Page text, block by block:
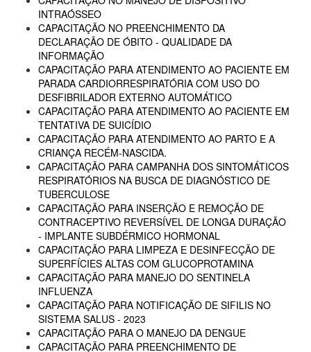
INTRAÓSSEO
CAPACITAÇÃO NO PREENCHIMENTO DA
DECLARAÇÃO DE ÓBITO - QUALIDADE DA
INFORMAÇÃO
CAPACITAÇÃO PARA ATENDIMENTO AO PACIENTE EM
PARADA CARDIORRESPIRATÓRIA COM USO DO
DESFIBRILADOR EXTERNO AUTOMÁTICO
CAPACITAÇÃO PARA ATENDIMENTO AO PACIENTE EM
TENTATIVA DE SUICÍDIO
CAPACITAÇÃO PARA ATENDIMENTO AO PARTO E A
CRIANÇA RECÉM-NASCIDA.
CAPACITAÇÃO PARA CAMPANHA DOS SINTOMÁTICOS
RESPIRATÓRIOS NA BUSCA DE DIAGNÓSTICO DE
TUBERCULOSE
CAPACITAÇÃO PARA INSERÇÃO E REMOÇÃO DE
CONTRACEPTIVO REVERSÍVEL DE LONGA DURAÇÃO
- IMPLANTE SUBDÉRMICO HORMONAL
CAPACITAÇÃO PARA LIMPEZA E DESINFECÇÃO DE
SUPERFÍCIES ALTAS COM GLUCOPROTAMINA
CAPACITAÇÃO PARA MANEJO DO SENTINELA
INFLUENZA
CAPACITAÇÃO PARA NOTIFICAÇÃO DE SIFILIS NO
SISTEMA SALUS - 2023
CAPACITAÇÃO PARA O MANEJO DA DENGUE
CAPACITAÇÃO PARA PREENCHIMENTO DE